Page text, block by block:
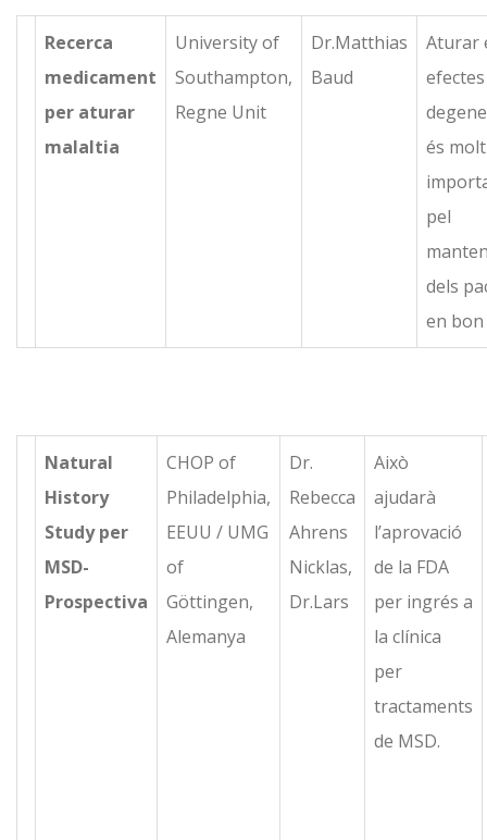
Recerca
medicament
per aturar
malaltia
University of
Southampton,
Regne Unit
Dr.Matthias
Baud
Aturar
efectes
és molt
pel
dels
en
Natural
History
Study per
MSD-
Prospectiva
CHOP of
Philadelphia,
EEUU / UMG
of
Göttingen,
Alemanya
Dr.
Rebecca
Ahrens
Nicklas,
Dr.Lars
Això
ajudarà
l’aprovació
de la FDA
per ingrés a
la clínica
per
tractaments
de MSD.